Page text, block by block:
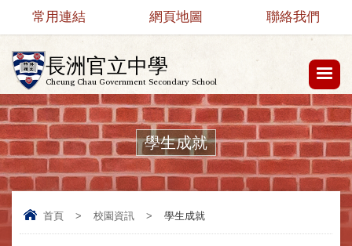
長洲官立中學
Cheung Chau Government Secondary School
常用連結 網頁地圖 聯絡我們
學生成就
首頁 > 校園資訊 > 學生成就